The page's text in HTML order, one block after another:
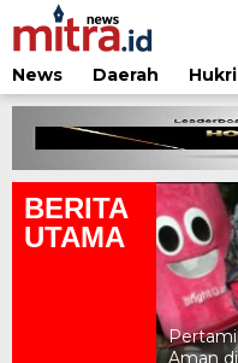
Lewati
ke
konten
News
Daerah
BERITA
UTAMA